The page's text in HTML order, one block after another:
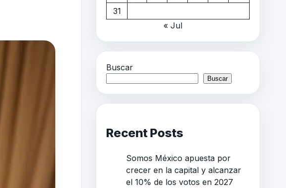
31
« Jul
Buscar
Buscar
Recent Posts
Somos México apuesta por
crecer en la capital y alcanzar
el 10% de los votos en 2027